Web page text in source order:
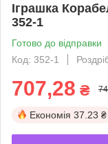
Іграшка
352-1
Готово до відправки
Код: 352-1
707,28 ₴
Економія 37.23 ₴